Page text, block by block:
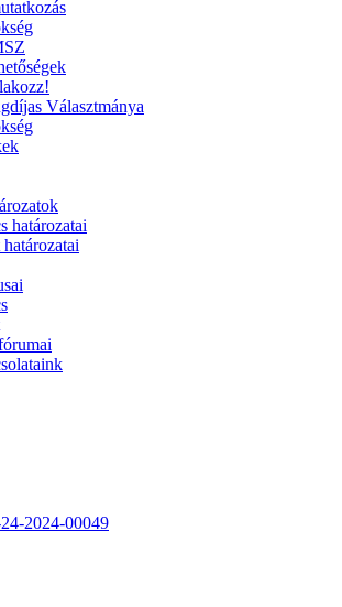
Választmánya
határozatai
2024-00049